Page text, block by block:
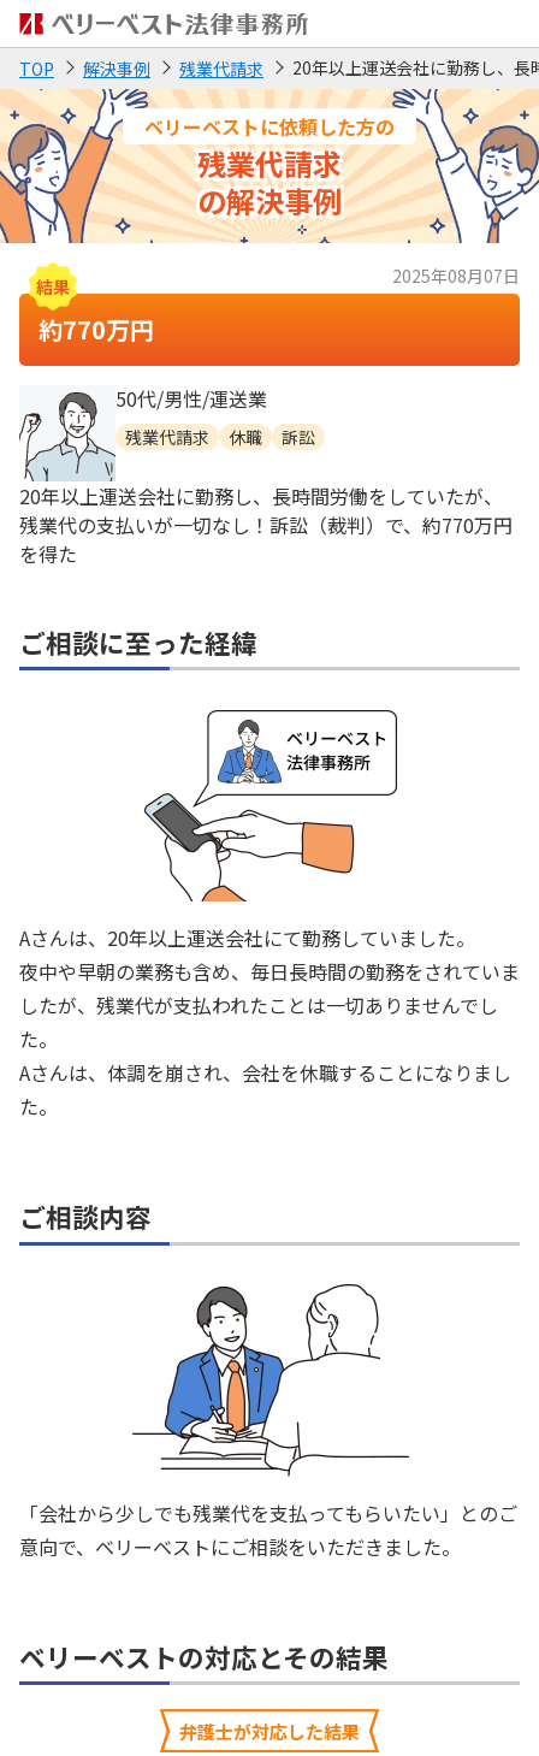
TOP 解決事例 残業代請求 20年以上運送会社に勤務し、
ベリーベストに依頼した方の
残業代請求
の解決事例
2025年08月07日
約770万円
50代/男性/運送業
残業代請求 休職 訴訟
20年以上運送会社に勤務し、長時間労働をしていたが、
残業代の支払いが一切なし！訴訟（裁判）で、約770万円
を得た
ご相談に至った経緯
Aさんは、20年以上運送会社にて勤務していました。
夜中や早朝の業務も含め、毎日長時間の勤務をされていま
したが、残業代が支払われたことは一切ありませんでし
た。
Aさんは、体調を崩され、会社を休職することになりまし
た。
ご相談内容
「会社から少しでも残業代を支払ってもらいたい」とのご
意向で、ベリーベストにご相談をいただきました。
ベリーベストの対応とその結果
弁護士が対応した結果